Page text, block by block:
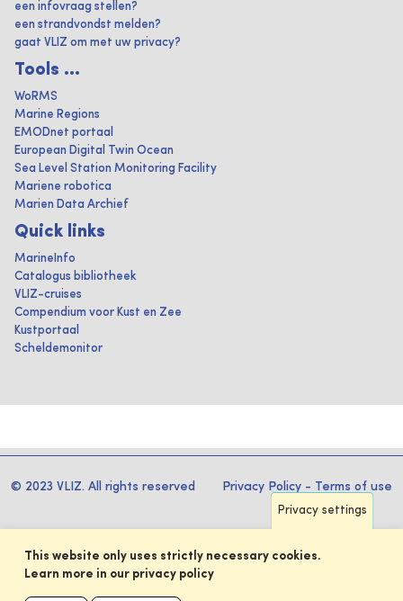
een infovraag stellen?
een strandvondst melden?
gaat VLIZ om met uw privacy?
Tools ...
WoRMS
Marine Regions
EMODnet portaal
European Digital Twin Ocean
Sea Level Station Monitoring Facility
Mariene robotica
Marien Data Archief
Quick links
MarineInfo
Catalogus bibliotheek
VLIZ-cruises
Compendium voor Kust en Zee
Kustportaal
Scheldemonitor
© 2023 VLIZ. All rights reserved Privacy Policy - Terms of use
Privacy settings
This website only uses strictly necessary cookies.
Learn more in our privacy policy